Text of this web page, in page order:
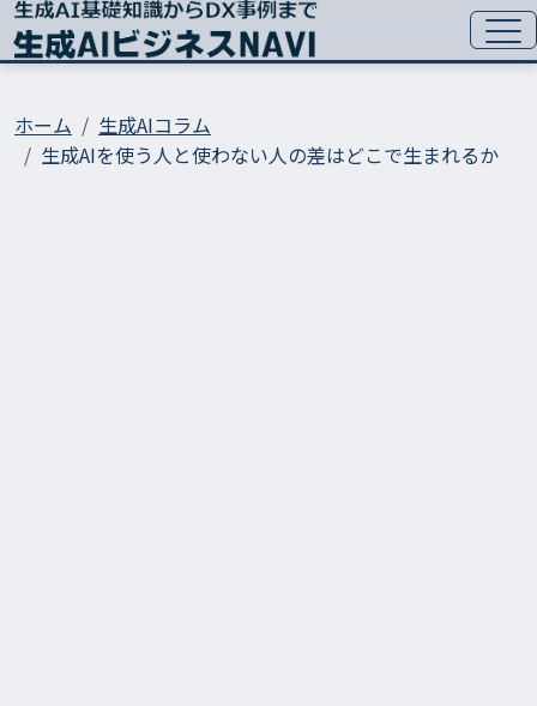
ホーム
生成AIコラム
生成AIを使う人と使わない人の差はどこで生まれるか